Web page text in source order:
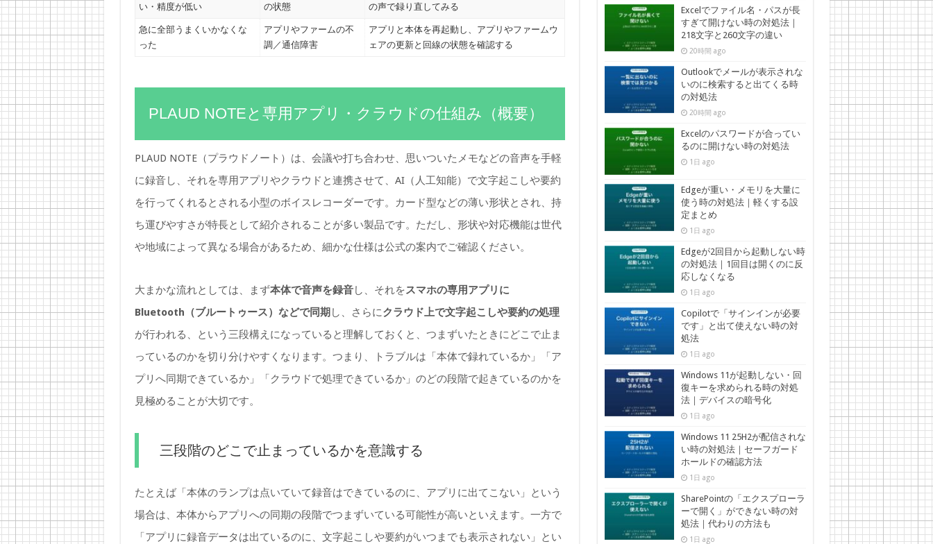
い・精度が低い
の状態
の声で録り直してみる
急に全部うまくいかなくな
った
アプリやファームの不
調／通信障害
アプリと本体を再起動し、アプリやファームウ
ェアの更新と回線の状態を確認する
PLAUD NOTEと専用アプリ・クラウドの仕組み（概要）
PLAUD NOTE（プラウドノート）は、会議や打ち合わせ、思いついたメモなどの音声を手軽
に録音し、それを専用アプリやクラウドと連携させて、AI（人工知能）で文字起こしや要約
を行ってくれるとされる小型のボイスレコーダーです。カード型などの薄い形状とされ、持
ち運びやすさが特長として紹介されることが多い製品です。ただし、形状や対応機能は世代
や地域によって異なる場合があるため、細かな仕様は公式の案内でご確認ください。
大まかな流れとしては、まず本体で音声を録音し、それをスマホの専用アプリに
Bluetooth（ブルートゥース）などで同期 し、さらにクラウド上で文字起こしや要約の処理
が行われる、という三段構えになっていると理解しておくと、つまずいたときにどこで止ま
っているのかを切り分けやすくなります。つまり、トラブルは「本体で録れているか」「ア
プリへ同期できているか」「クラウドで処理できているか」のどの段階で起きているのかを
見極めることが大切です。
三段階のどこで止まっているかを意識する
たとえば「本体のランプは点いていて録音はできているのに、アプリに出てこない」という
場合は、本体からアプリへの同期の段階でつまずいている可能性が高いといえます。一方で
「アプリに録音データは出ているのに、文字起こしや要約がいつまでも表示されない」とい
Excelでファイル名・パスが長
すぎて開けない時の対処法｜
218文字と260文字の違い
20時間 ago
Outlookでメールが表示されな
いのに検索すると出てくる時
の対処法
20時間 ago
Excelのパスワードが合ってい
るのに開けない時の対処法
1日 ago
Edgeが重い・メモリを大量に
使う時の対処法｜軽くする設
定まとめ
1日 ago
Edgeが2回目から起動しない時
の対処法｜1回目は開くのに反
応しなくなる
1日 ago
Copilotで「サインインが必要
です」と出て使えない時の対
処法
1日 ago
Windows 11が起動しない・回
復キーを求められる時の対処
法｜デバイスの暗号化
1日 ago
Windows 11 25H2が配信されな
い時の対処法｜セーフガード
ホールドの確認方法
1日 ago
SharePointの「エクスプローラ
ーで開く」ができない時の対
処法｜代わりの方法も
1日 ago